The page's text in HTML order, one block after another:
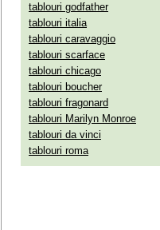
tablouri godfather
tablouri italia
tablouri caravaggio
tablouri scarface
tablouri chicago
tablouri boucher
tablouri fragonard
tablouri Marilyn Monroe
tablouri da vinci
tablouri roma